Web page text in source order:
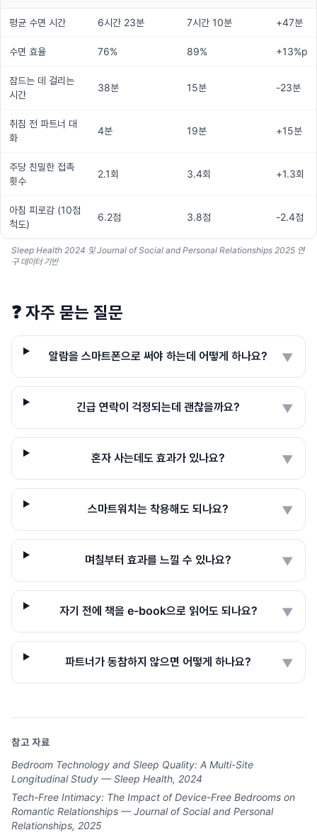
평균 수면 시간 6시간 23분 7시간 10분 +47분
수면 효율 76% 89% +13%p
잠드는 데 걸리는
시간
38분 15분 -23분
취침 전 파트너 대
화
4분 19분 +15분
주당 친밀한 접촉
횟수
2.1회 3.4회 +1.3회
아침 피로감 (10점
척도)
6.2점 3.8점 -2.4점
Sleep Health 2024 및 Journal of Social and Personal Relationships 2025 연
구 데이터 기반
❓ 자주 묻는 질문
알람을 스마트폰으로 써야 하는데 어떻게 하나요? ▼
긴급 연락이 걱정되는데 괜찮을까요? ▼
혼자 사는데도 효과가 있나요? ▼
스마트워치는 착용해도 되나요? ▼
며칠부터 효과를 느낄 수 있나요? ▼
자기 전에 책을 e-book으로 읽어도 되나요? ▼
파트너가 동참하지 않으면 어떻게 하나요? ▼
참고 자료
Bedroom Technology and Sleep Quality: A Multi-Site
Longitudinal Study — Sleep Health, 2024
Tech-Free Intimacy: The Impact of Device-Free Bedrooms on
Romantic Relationships — Journal of Social and Personal
Relationships, 2025